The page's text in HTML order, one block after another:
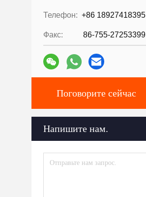
Телефон: +86 18927418395
Факс: 86-755-27253399
Поговорите сейчас
Напишите нам.